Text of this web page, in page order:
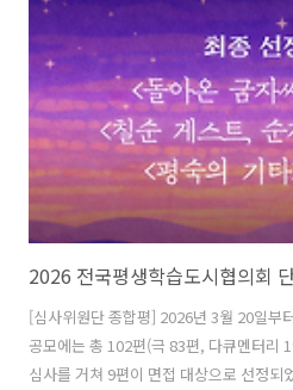
터, 인디스페이스에서 열린 회원작 상영
에서 진행된 『독립영화 55호』 연계 상
다양한 상영 기획이 이루어지고 있죠. 그
[심사위원단 종합평] 2026년 3월 20일부
공모에는 총 102편(극 83편, 다큐멘터리
심사를 거쳐 9편이 면접 대상으로 선정되